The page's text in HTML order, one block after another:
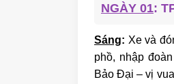
NGÀY 01:
Sáng: Xe và
phồ, nhập
Bảo Đại – vị